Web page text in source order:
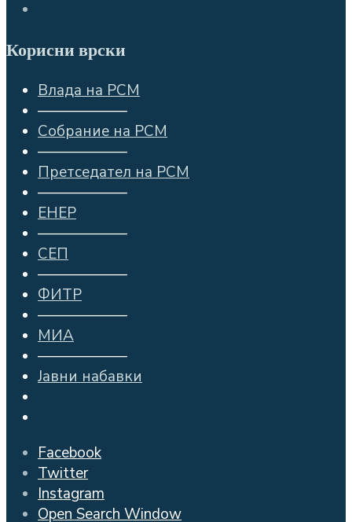
Корисни врски
Влада на РСМ
——————
Собрание на РСМ
——————
Претседател на РСМ
——————
ЕНЕР
——————
СЕП
——————
ФИТР
——————
МИА
——————
Јавни набавки
Facebook
Twitter
Instagram
Open Search Window